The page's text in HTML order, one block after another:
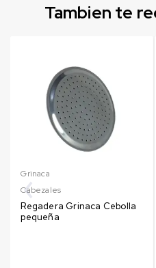
Tambien te
Grinaca
Cabezales
Regadera Grinaca Cebolla
pequeña